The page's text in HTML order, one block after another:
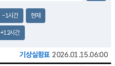
-1시간 현재
+12시간
기상실황표 2026.01.15.06:00